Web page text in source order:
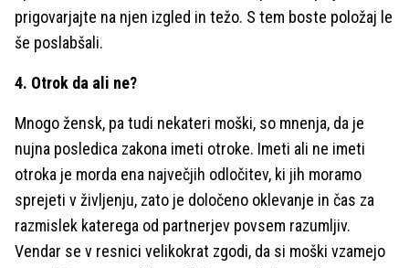
prigovarjajte na njen izgled in težo. S tem boste položaj le
še poslabšali.
4. Otrok da ali ne?
Mnogo žensk, pa tudi nekateri moški, so mnenja, da je
nujna posledica zakona imeti otroke. Imeti ali ne imeti
otroka je morda ena največjih odločitev, ki jih moramo
sprejeti v življenju, zato je določeno oklevanje in čas za
razmislek katerega od partnerjev povsem razumljiv.
Vendar se v resnici velikokrat zgodi, da si moški vzamejo